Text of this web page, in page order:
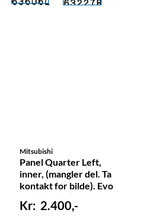
Mitsubishi
Panel Quarter Left,
inner, (mangler del. Ta
kontakt for bilde). Evo
5-6 (63227L),
MR414329
2.400,-